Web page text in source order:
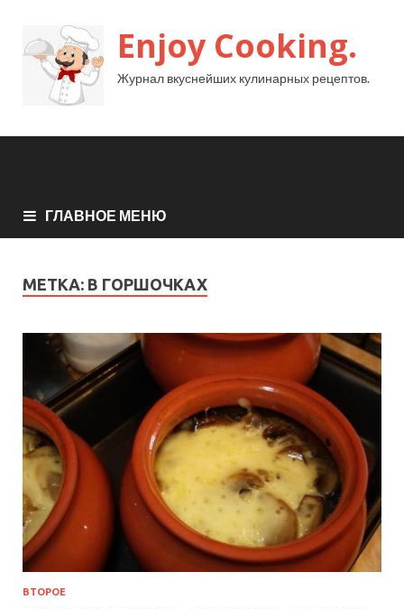
Enjoy Cooking.
Журнал вкуснейших кулинарных рецептов.
ГЛАВНОЕ МЕНЮ
МЕТКА: В ГОРШОЧКАХ
ВТОРОЕ